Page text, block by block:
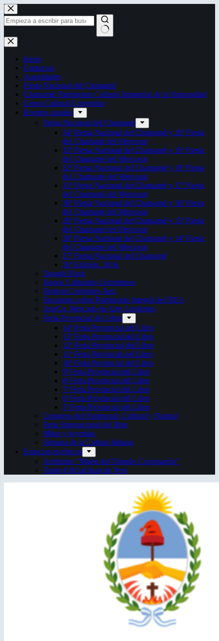
Saltar
al
contenido
Sin
resultados
Inicio
Contactos
Autoridades
Fiesta Nacional del Chamamé
Chamamé: Patrimonio Cultural Inmaterial de la Humanidad
Censo Cultural Correntino
Eventos anuales
Fiesta Nacional del Chamamé
34ª Fiesta Nacional del Chamamé y 20ª Fiesta
del Chamamé del Mercosur
33ª Fiesta Nacional del Chamamé y 19ª Fiesta
del Chamamé del Mercosur
32ª Fiesta Nacional del Chamamé y 18ª Fiesta
del Chamamé del Mercosur
31ª Fiesta Nacional del Chamamé y 17ª Fiesta
del Chamamé del Mercosur
30ª Fiesta Nacional del Chamamé y 16ª Fiesta
del Chamamé del Mercosur
29ª Fiesta Nacional del Chamamé y 15ª Fiesta
del Chamamé del Mercosur
28ª Fiesta Nacional del Chamamé y 14ª Fiesta
del Chamamé del Mercosur
27ª Fiesta Nacional del Chamamé
26ª Edición. 2016.
Taragüi Rock
Juegos Culturales Correntinos
Festival Corrientes Jazz
Encuentro sobre Patrimonio Integral del NEA
ArteCo. Mercado de Arte Corrientes
Feria Provincial del Libro
14ª Feria Provincial del Libro
13ª Feria Provincial del Libro
12ª Feria Provincial del Libro
11ª Feria Provincial del Libro
10ª Feria Provincial del Libro
9ª Feria Provincial del Libro
8ª Feria Provincial del Libro
7ª Feria Provincial del Libro
6ª Feria Provincial del Libro
5ª Feria Provincial del Libro
Congreso del Patrimonio Cultural y Natural
Feria Internacional del libro
Mitos y leyendas
Semana de la Cultura Italiana
Espacios escénicos
Anfiteatro “Mario del Tránsito Cocomarola”
Teatro Oficial Juan de Vera